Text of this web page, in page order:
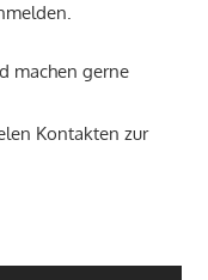
machen gerne
Kontakten zur